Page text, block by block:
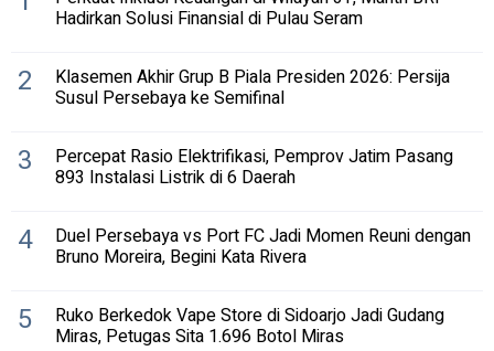
Hadirkan Solusi Finansial di Pulau Seram
2 Klasemen Akhir Grup B Piala Presiden 2026: Persija
Susul Persebaya ke Semifinal
3 Percepat Rasio Elektrifikasi, Pemprov Jatim Pasang
893 Instalasi Listrik di 6 Daerah
4 Duel Persebaya vs Port FC Jadi Momen Reuni dengan
Bruno Moreira, Begini Kata Rivera
5 Ruko Berkedok Vape Store di Sidoarjo Jadi Gudang
Miras, Petugas Sita 1.696 Botol Miras